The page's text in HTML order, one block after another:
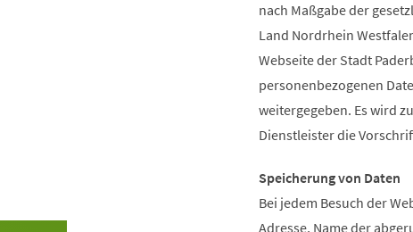
nach Maßgabe der
Land Nordrhein
Webseite der Stadt
personenbezogenen
weitergegeben. Es wird
Dienstleister die
Speicherung von Daten
Bei jedem Besuch der
Adresse, Name der